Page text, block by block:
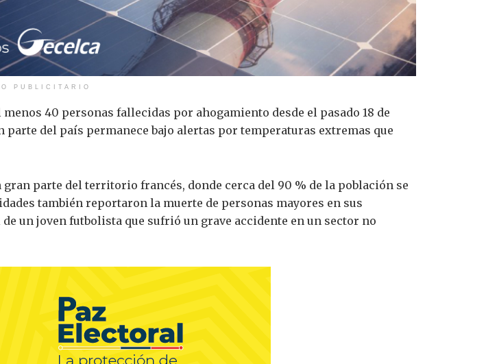
PUBLICITARIO
40 personas fallecidas por ahogamiento desde el pasado 18 de
del país permanece bajo alertas por temperaturas extremas que
parte del territorio francés, donde cerca del 90 % de la población se
también reportaron la muerte de personas mayores en sus
un joven futbolista que sufrió un grave accidente en un sector no